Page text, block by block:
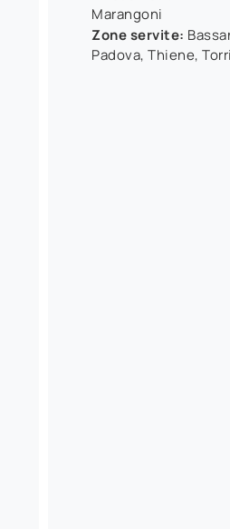
Marangoni
Zone servite:
Padova, Thiene,